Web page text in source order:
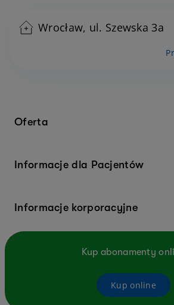
Wrocław, ul. Szewska 3a
Oferta
Informacje dla Pacjentów
Informacje korporacyjne
Kup abonamenty
Kup online